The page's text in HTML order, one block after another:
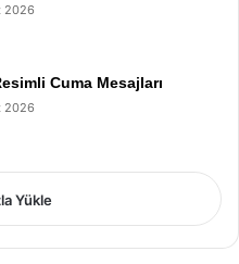
2026
Cuma Mesajları
2026
Yükle